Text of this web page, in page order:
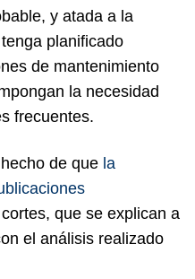
y atada a la
planificado
de mantenimiento
la necesidad
frecuentes.
de que la
que se explican a
el análisis realizado